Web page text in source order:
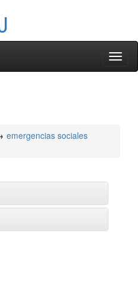
emergencias sociales